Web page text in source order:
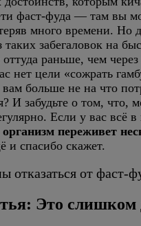
фаст-фуда — там вы
много времени. Но
таких забегаловок на
раньше, чем через
нет цели «сожрать
больше не на что
И забудьте о том, что,
Если у вас всё в
переживет
и спасибо скажет.
Это слишком